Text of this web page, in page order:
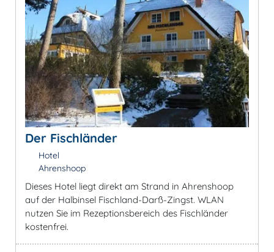
Der Fischländer
Hotel
Ahrenshoop
Dieses Hotel liegt direkt am Strand in Ahrenshoop
auf der Halbinsel Fischland-Darß-Zingst. WLAN
nutzen Sie im Rezeptionsbereich des Fischländer
kostenfrei.